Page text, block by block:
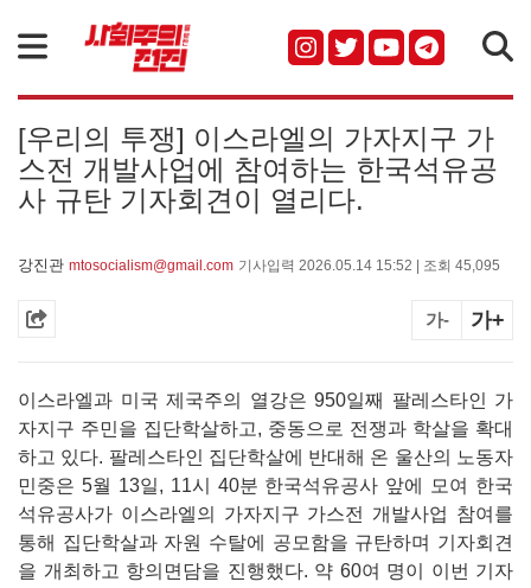
[우리의 투쟁] 이스라엘의 가자지구 가
스전 개발사업에 참여하는 한국석유공
사 규탄 기자회견이 열리다.
강진관 mtosocialism@gmail.com 기사입력 2026.05.14 15:52 | 조회 45,095
가- 가+
이스라엘과 미국 제국주의 열강은 950일째 팔레스타인 가
자지구 주민을 집단학살하고, 중동으로 전쟁과 학살을 확대
하고 있다. 팔레스타인 집단학살에 반대해 온 울산의 노동자
민중은 5월 13일, 11시 40분 한국석유공사 앞에 모여 한국
석유공사가 이스라엘의 가자지구 가스전 개발사업 참여를
통해 집단학살과 자원 수탈에 공모함을 규탄하며 기자회견
을 개최하고 항의면담을 진행했다. 약 60여 명이 이번 기자